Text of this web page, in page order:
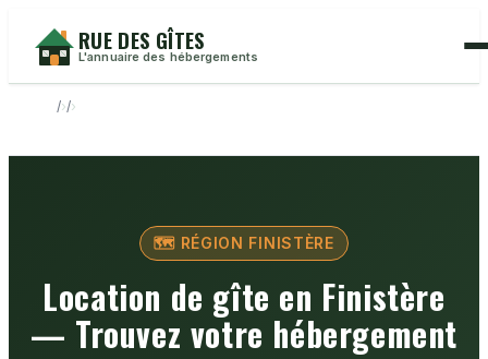
RUE DES GÎTES
L'annuaire des hébergements
› ›
🗺️ RÉGION FINISTÈRE
Location de gîte en Finistère
— Trouvez votre hébergement